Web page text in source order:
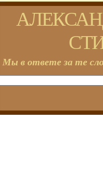
Мы в ответе за те